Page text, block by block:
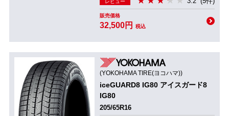
レビュー
販売価格
32,500円 税込
(YOKOHAMA TIRE(ヨコハマ))
iceGUARD8 IG80 アイスガード8
IG80
205/65R16